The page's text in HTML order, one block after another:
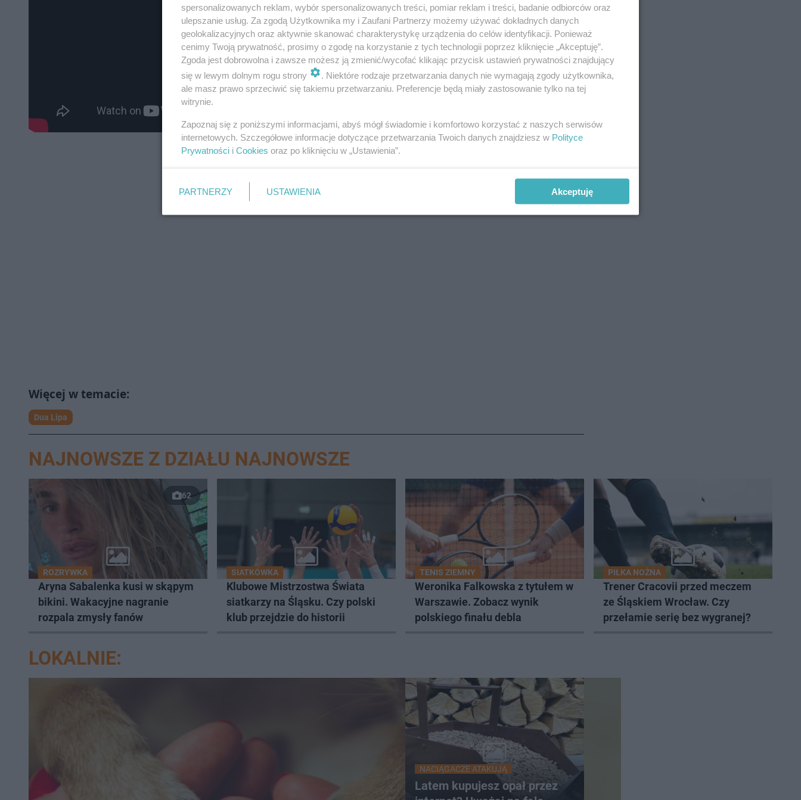
Dua Lipa
NAJNOWSZE Z DZIAŁU NAJNOWSZE
62
ROZRYWKA
Aryna Sabalenka kusi w skąpym
bikini. Wakacyjne nagranie
rozpala zmysły fanów
SIATKÓWKA
Klubowe Mistrzostwa Świata
siatkarzy na Śląsku. Czy polski
klub przejdzie do historii
TENIS ZIEMNY
Weronika Falkowska z tytułem w
Warszawie. Zobacz wynik
polskiego finału debla
PIŁKA NOŻNA
Trener Cracovii przed meczem
ze Śląskiem Wrocław. Czy
przełamie serię bez wygranej?
LOKALNIE:
NACIĄGACZE ATAKUJĄ
Latem kupujesz opał przez
spersonalizowanych reklam, wybór spersonalizowanych treści, pomiar reklam i treści, badanie odbiorców oraz
ulepszanie usług. Za zgodą Użytkownika my i Zaufani Partnerzy możemy używać dokładnych danych
geolokalizacyjnych oraz aktywnie skanować charakterystykę urządzenia do celów identyfikacji. Ponieważ
cenimy Twoją prywatność, prosimy o zgodę na korzystanie z tych technologii poprzez kliknięcie „Akceptuję”.
Zgoda jest dobrowolna i zawsze możesz ją zmienić/wycofać klikając przycisk ustawień prywatności znajdujący
się w lewym dolnym rogu strony
. Niektóre rodzaje przetwarzania danych nie wymagają zgody użytkownika,
ale masz prawo sprzeciwić się takiemu przetwarzaniu. Preferencje będą miały zastosowanie tylko na tej
witrynie.
Zapoznaj się z poniższymi informacjami, abyś mógł świadomie i komfortowo korzystać z naszych serwisów
internetowych. Szczegółowe informacje dotyczące przetwarzania Twoich danych znajdziesz w Polityce
Prywatności i Cookies oraz po kliknięciu w „Ustawienia”.
PARTNERZY USTAWIENIA Akceptuję